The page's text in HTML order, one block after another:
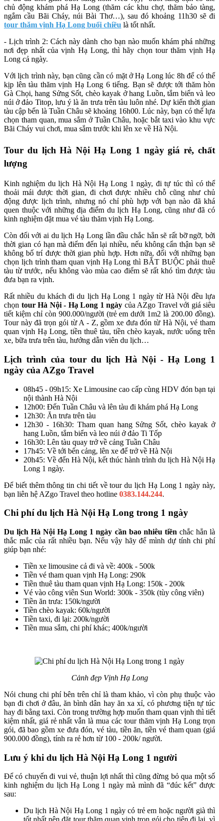
chủ động khám phá Hạ Long (thăm các khu chợ, thăm bảo tàng,
ngắm cầu Bãi Cháy, núi Bài Thơ…), sau đó khoảng 11h30 sẽ đi
tour thăm vịnh Hạ Long buổi chiều là tốt nhất.
- Lịch trình 2: Cách này dành cho bạn nào muốn khám phá những
nơi đẹp nhất của vịnh Hạ Long, thì hãy chọn tour thăm vịnh Hạ
Long cả ngày.
Với lịch trình này, bạn cũng cần có mặt ở Hạ Long lúc 8h để có thể
kịp lên tàu thăm vịnh Hạ Long 6 tiếng. Bạn sẽ được tới thăm hòn
Gà Chọi, hang Sửng Sốt, chèo kayak ở hang Luồn, tắm biển và leo
núi ở đảo Titop, lưu ý là ăn trưa trên tàu luôn nhé. Dự kiến thời gian
tàu cập bến là Tuần Châu sẽ khoảng 16h00. Lúc này, bạn có thể lựa
chọn tham quan, mua sắm ở Tuần Châu, hoặc bắt taxi vào khu vực
Bãi Cháy vui chơi, mua sắm trước khi lên xe về Hà Nội.
Tour du lịch Hà Nội Hạ Long 1 ngày giá rẻ, chất
lượng
Kinh nghiệm du lịch Hà Nội Hạ Long 1 ngày, đi tự túc thì có thể
thoải mái được thời gian, đi chơi được nhiều chỗ cũng như chủ
động được lịch trình, nhưng nó chỉ phù hợp với bạn nào đã khá
quen thuộc với những địa điểm du lịch Hạ Long, cũng như đã có
kinh nghiệm đặt mua vé tàu thăm vịnh Hạ Long.
Còn đối với ai du lịch Hạ Long lần đầu chắc hẳn sẽ rất bỡ ngỡ, bởi
thời gian có hạn mà điểm đến lại nhiều, nếu không cẩn thận bạn sẽ
không bố trí được thời gian phù hợp. Hơn nữa, đối với những bạn
chọn lịch trình tham quan vịnh Hạ Long thì BẮT BUỘC phải thuê
tàu từ trước, nếu không vào mùa cao điểm sẽ rất khó tìm được tàu
đưa bạn ra vịnh.
Rất nhiều du khách đi du lịch Hạ Long 1 ngày từ Hà Nội đều lựa
chọn tour Hà Nội - Hạ Long 1 ngày của AZgo Travel với giá siêu
tiết kiệm chỉ còn 900.000/người (trẻ em dưới 1m2 là 200.00 đồng).
Tour này đã trọn gói từ A - Z, gồm xe đưa đón từ Hà Nội, vé tham
quan vịnh Hạ Long, tiền thuê tàu, tiền chèo kayak, nước uống trên
xe, bữa trưa trên tàu, hướng dẫn viên du lịch…
Lịch trình của tour du lịch Hà Nội - Hạ Long 1
ngày của AZgo Travel
08h45 - 09h15: Xe Limousine cao cấp cùng HDV đón bạn tại
nội thành Hà Nội
12h00: Đến Tuần Châu và lên tàu đi khám phá Hạ Long
12h30: Ăn trưa trên tàu
12h30 - 16h30: Tham quan hang Sửng Sốt, chèo kayak ở
hang Luồn, tắm biển và leo núi ở đảo Ti Tốp
16h30: Lên tàu quay trở về cảng Tuần Châu
17h45: Về tới bến cảng, lên xe để trở về Hà Nội
20h45: Về đến Hà Nội, kết thúc hành trình du lịch Hà Nội Hạ
Long 1 ngày.
Để biết thêm thông tin chi tiết về tour du lịch Hạ Long 1 ngày này,
bạn liên hệ AZgo Travel theo hotline 0383.144.244.
Chi phí du lịch Hà Nội Hạ Long trong 1 ngày
Du lịch Hà Nội Hạ Long 1 ngày cần bao nhiêu tiền chắc hẳn là
thắc mắc của rất nhiều bạn. Nếu vậy hãy để mình dự tính chi phí
giúp bạn nhé:
Tiền xe limousine cả đi và về: 400k - 500k
Tiền vé tham quan vịnh Hạ Long: 290k
Tiền thuê tàu tham quan vịnh Hạ Long: 150k - 200k
Vé vào công viên Sun World: 300k - 350k (tùy công viên)
Tiền ăn trưa: 150k/người
Tiền chèo kayak: 60k/người
Tiền taxi, đi lại: 200k/người
Tiền mua sắm, chi phí khác; 400k/người
Cảnh đẹp Vịnh Hạ Long
Nói chung chi phí bên trên chỉ là tham khảo, vì còn phụ thuộc vào
bạn đi chơi ở đâu, ăn bình dân hay ăn xa xỉ, có phương tiện tự túc
hay đi bằng taxi. Còn trong trường hợp muốn tham quan vịnh thì tiết
kiệm nhất, giá rẻ nhất vẫn là mua các tour thăm vịnh Hạ Long trọn
gói, đã bao gồm xe đưa đón, vé tàu, tiền ăn, tiền vé tham quan (giá
900.000 đồng), tính ra rẻ hơn từ 100 - 200k/ người.
Lưu ý khi du lịch Hà Nội Hạ Long 1 người
Để có chuyến đi vui vẻ, thuận lợi nhất thì cũng đừng bỏ qua một số
kinh nghiệm du lịch Hạ Long 1 ngày mà mình đã “đúc kết” được
sau:
Du lịch Hà Nội Hạ Long 1 ngày có trẻ em hoặc người già thì